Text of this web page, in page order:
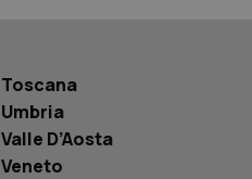
Toscana
Umbria
Valle D’Aosta
Veneto